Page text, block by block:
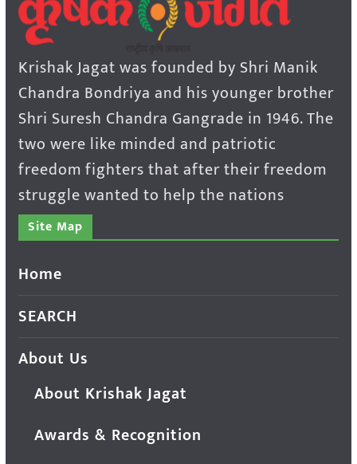
Krishak Jagat was founded by Shri Manik
Chandra Bondriya and his younger brother
Shri Suresh Chandra Gangrade in 1946. The
two were like minded and patriotic
freedom fighters that after their freedom
struggle wanted to help the nations
Site Map
Home
SEARCH
About Us
About Krishak Jagat
Awards & Recognition